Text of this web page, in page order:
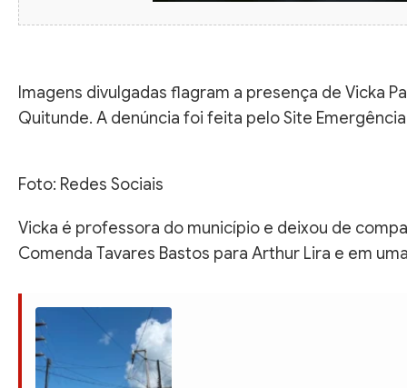
Imagens divulgadas flagram a presença de Vicka
Quitunde. A denúncia foi feita pelo Site
Foto: Redes Sociais
Vicka é professora do município e deixou de
Comenda Tavares Bastos para Arthur Lira e em